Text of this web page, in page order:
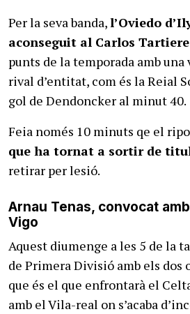
Per la seva banda,l’Oviedo
aconseguit al Carlos Tartiere
punts de la temporada amb una
rival d’entitat, com és la Reial
gol de Dendoncker al minut 40.
Feia només 10 minuts qe el
que ha tornat a sortir de
retirar per lesió.
Arnau Tenas, convocat
Vigo
Aquest diumenge a les 5 de la
de Primera Divisió amb els dos
que és el que enfrontarà el
amb el Vila-real on s’acaba